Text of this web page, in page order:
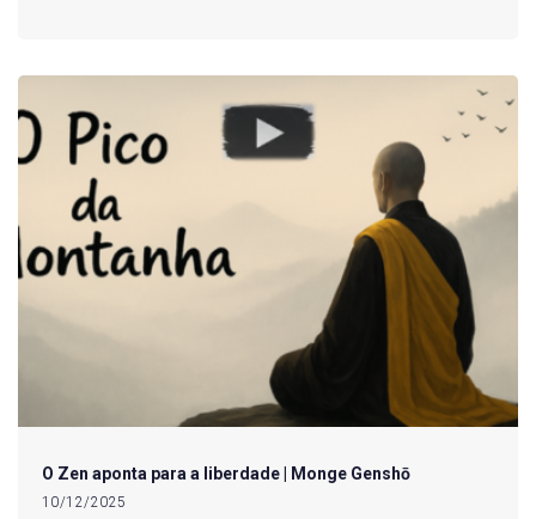
O Zen aponta para a liberdade | Monge Genshō
10/12/2025